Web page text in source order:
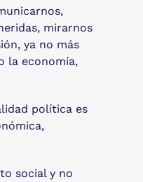
mirarnos
ya no más
la economía,
política es
social y no